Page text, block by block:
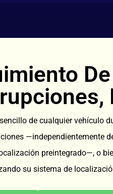
de cualquier vehículo
—independientemente
preintegrado—, o
su sistema de